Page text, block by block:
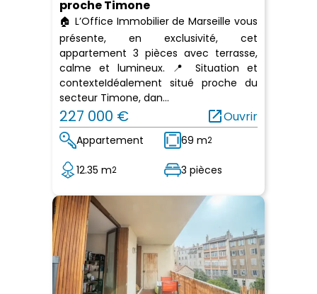
proche Timone
🏠 L’Office Immobilier de Marseille vous
présente, en exclusivité, cet
appartement 3 pièces avec terrasse,
calme et lumineux. 📍 Situation et
contexteIdéalement situé proche du
secteur Timone, dan...
227 000 € open_in_newOuvrir
Appartement 69 m2
12.35 m2 3 pièces